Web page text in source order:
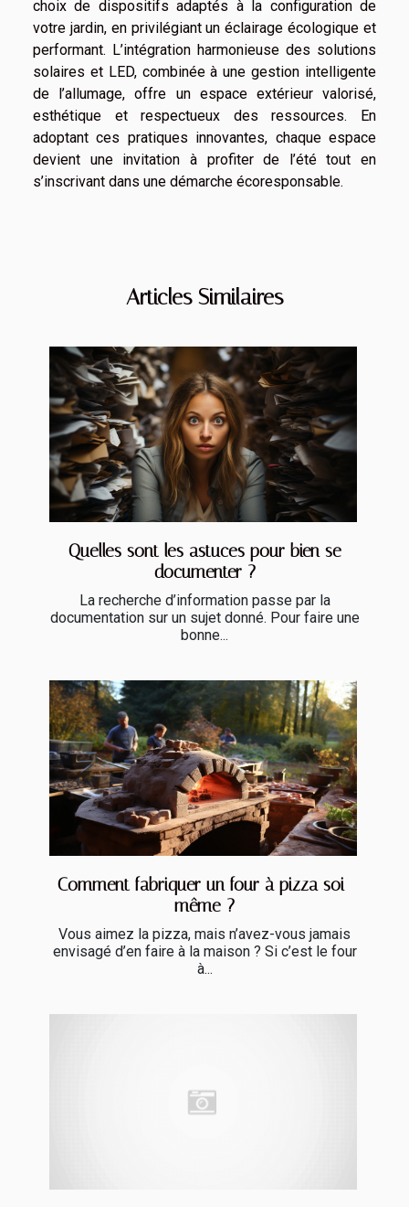
choix de dispositifs adaptés à la configuration de
votre jardin, en privilégiant un éclairage écologique et
performant. L’intégration harmonieuse des solutions
solaires et LED, combinée à une gestion intelligente
de l’allumage, offre un espace extérieur valorisé,
esthétique et respectueux des ressources. En
adoptant ces pratiques innovantes, chaque espace
devient une invitation à profiter de l’été tout en
s’inscrivant dans une démarche écoresponsable.
Articles Similaires
Quelles sont les astuces pour bien se
documenter ?
La recherche d’information passe par la
documentation sur un sujet donné. Pour faire une
bonne...
Comment fabriquer un four à pizza soi-
même ?
Vous aimez la pizza, mais n’avez-vous jamais
envisagé d’en faire à la maison ? Si c’est le four
à...